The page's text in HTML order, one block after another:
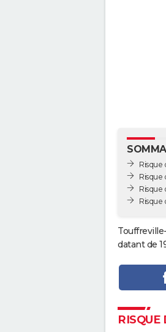
Risque
Risque
datant de
RISQUE